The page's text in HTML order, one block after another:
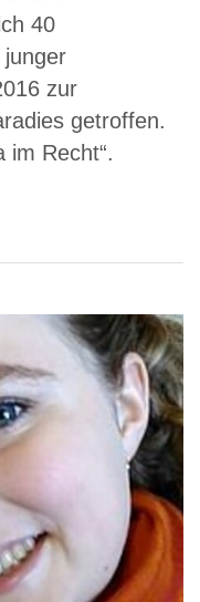
40
zur
getroffen.
im Recht“.